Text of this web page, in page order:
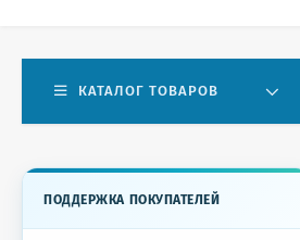
КАТАЛОГ ТОВАРОВ
ПОДДЕРЖКА ПОКУПАТЕЛЕЙ